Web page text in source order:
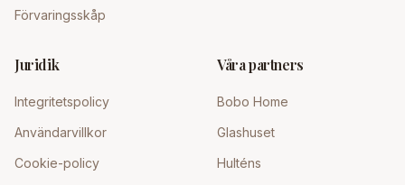
Förvaringsskåp
Juridik
Integritetspolicy
Användarvillkor
Cookie-policy
Våra partners
Bobo Home
Glashuset
Hulténs